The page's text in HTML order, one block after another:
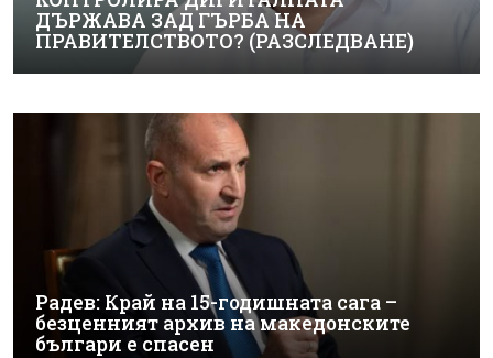
ДЪРЖАВА ЗАД ГЪРБА НА
ПРАВИТЕЛСТВОТО? (РАЗСЛЕДВАНЕ)
Радев: Край на 15-годишната сага –
безценният архив на македонските
българи е спасен